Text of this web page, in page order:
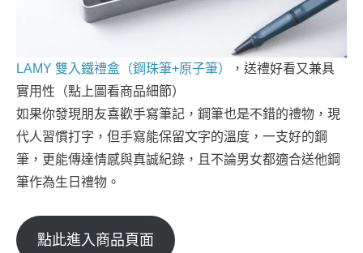
LAMY 雙入鐵禮盒（鋼珠筆+原子筆）
，送禮好看又兼具
實用性（點上圖看商品細節）
如果你發現朋友喜歡手寫筆記，鋼筆也是不錯的禮物，現
代人習慣打字，但手寫能保留文字的溫度，一支好的鋼
筆，更能傳達情感與真誠紀錄，且不論男女都適合送他鋼
筆作為生日禮物。
點此進入商品頁面